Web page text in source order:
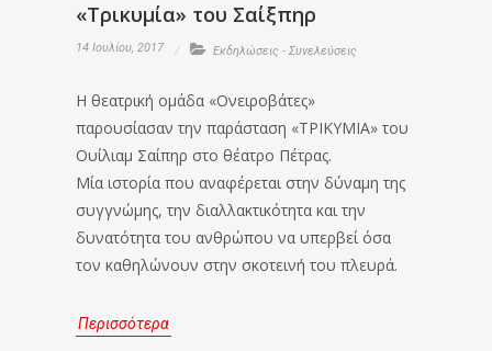
«Τρικυμία» του Σαίξπηρ
14 Ιουλίου, 2017 Εκδηλώσεις - Συνελεύσεις
Η θεατρική ομάδα «Ονειροβάτες»
παρουσίασαν την παράσταση «ΤΡΙΚΥΜΙΑ» του
Ουίλιαμ Σαίπηρ στο θέατρο Πέτρας.
Μία ιστορία που αναφέρεται στην δύναμη της
συγγνώμης, την διαλλακτικότητα και την
δυνατότητα του ανθρώπου να υπερβεί όσα
τον καθηλώνουν στην σκοτεινή του πλευρά.
Περισσότερα